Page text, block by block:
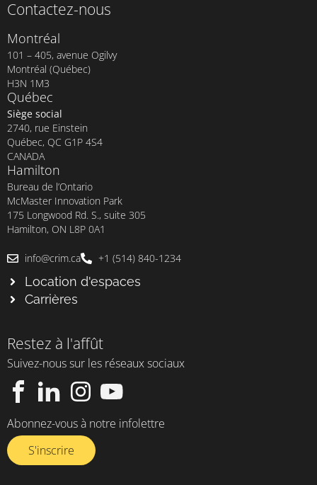
Contactez-nous
Montréal
101 – 405, avenue Ogilvy
Montréal (Québec)
H3N 1M3
Québec
Siège social
2740, rue Einstein
Québec, QC G1P 4S4
CANADA
Hamilton
Bureau de l’Ontario
McMaster Innovation Park
175 Longwood Rd. S., suite 305
Hamilton, ON L8P 0A1
info@crim.ca +1 (514) 840-1234
Location d'espaces
Carrières
Restez à l'affût
Suivez-nous sur les réseaux sociaux
Abonnez-vous à notre infolettre​
S'inscrire